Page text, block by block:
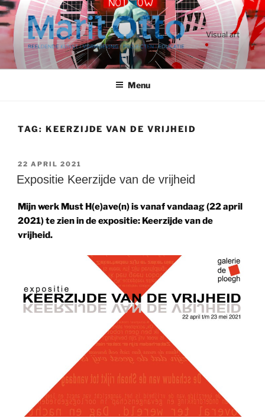
Ga
naar
de
inhoud
Visual art
Menu
TAG: KEERZIJDE VAN DE VRIJHEID
GEPLAATST
OP
22 APRIL 2021
Expositie Keerzijde van de vrijheid
Mijnwerk Must H(e)ave(n)is vanaf vandaag (22 april
2021) te zien in de expositie: Keerzijde van de
vrijheid.